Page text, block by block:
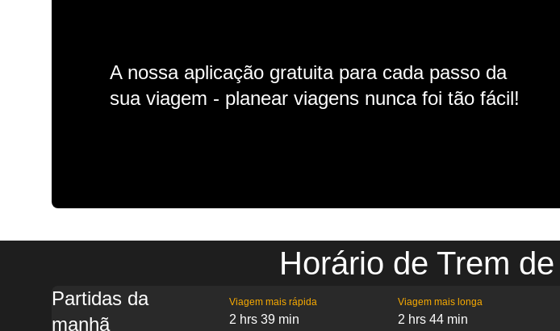
A nossa aplicação gratuita para cada passo da
sua viagem - planear viagens nunca foi tão fácil!
Horário de Trem
Partidas da
manhã
Viagem mais rápida
2 hrs 39 min
Viagem mais longa
2 hrs 44 min